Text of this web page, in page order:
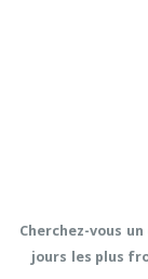
Cherchez-vous
jours les plus